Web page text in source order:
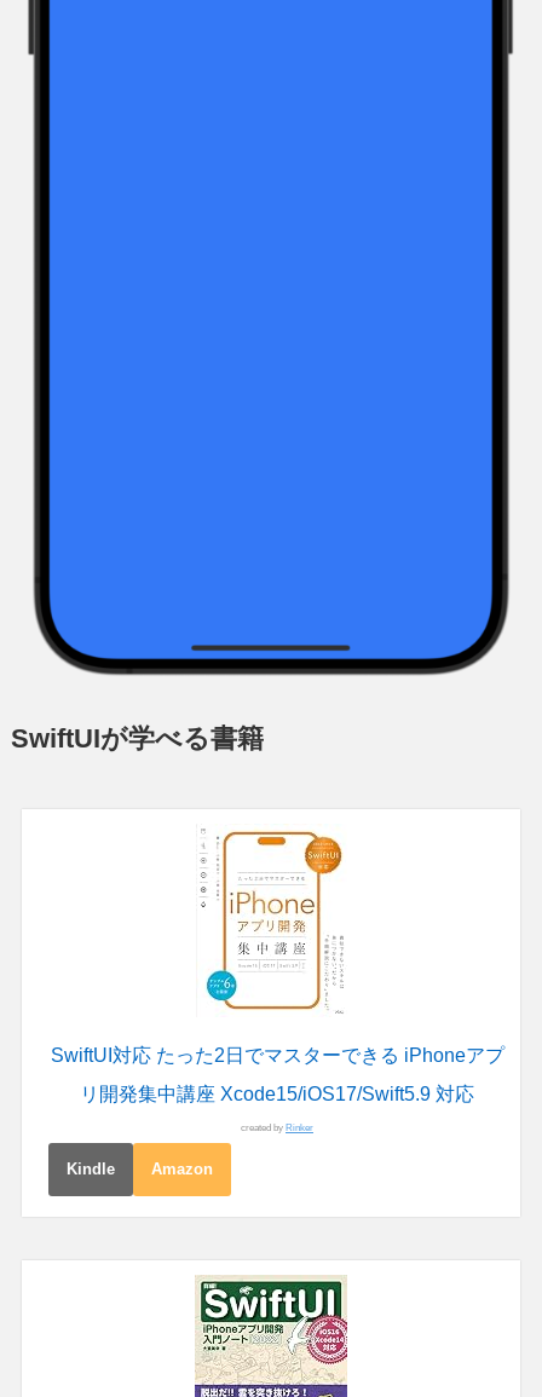
SwiftUIが学べる書籍
SwiftUI対応 たった2日でマスターできる iPhoneアプ
リ開発集中講座 Xcode15/iOS17/Swift5.9 対応
created by Rinker
Kindle Amazon